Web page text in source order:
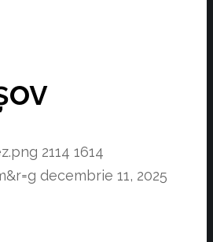
2114 1614
decembrie 11, 2025